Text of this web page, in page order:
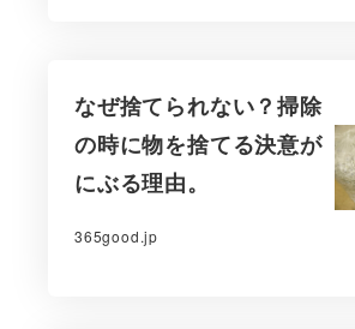
なぜ捨てられない？掃除
の時に物を捨てる決意が
にぶる理由。
365good.jp